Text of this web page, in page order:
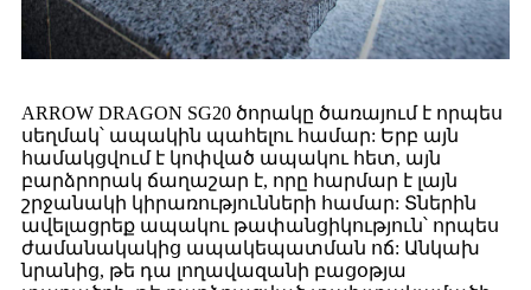
ARROW DRAGON SG20 ծորակը ծառայում է որպես
սեղմակ՝ ապակին պահելու համար: Երբ այն
համակցվում է կոփված ապակու հետ, այն
բարձրորակ ճաղաշար է, որը հարմար է լայն
շրջանակի կիրառությունների համար: Տներին
ավելացրեք ապակու թափանցիկություն՝ որպես
ժամանակակից ապակեպատման ոճ: Անկախ
նրանից, թե դա լողավազանի բացօթյա